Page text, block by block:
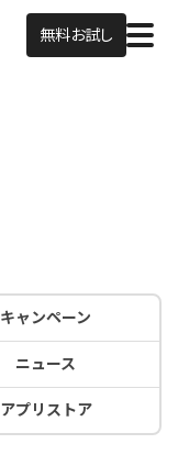
無料お試し
キャンペーン
ニュース
アプリストア